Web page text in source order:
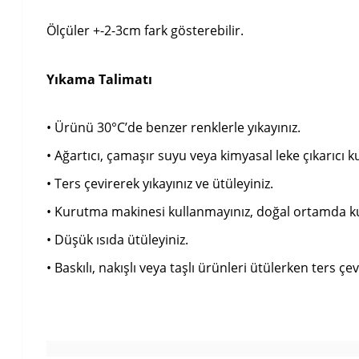
Ölçüler +-2-3cm fark gösterebilir.
Yıkama Talimatı
• Ürünü 30°C’de benzer renklerle yıkayınız.
• Ağartıcı, çamaşır suyu veya kimyasal leke çıkarıcı
• Ters çevirerek yıkayınız ve ütüleyiniz.
• Kurutma makinesi kullanmayınız, doğal ortamda
• Düşük ısıda ütüleyiniz.
• Baskılı, nakışlı veya taşlı ürünleri ütülerken ters